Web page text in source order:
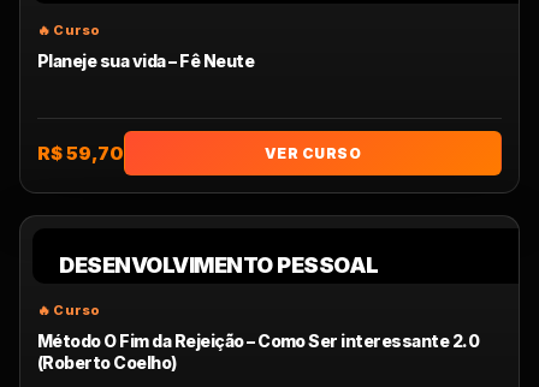
Planeje sua vida – Fê Neute
R$ 59,70 VER CURSO
DESENVOLVIMENTO PESSOAL
Método O Fim da Rejeição – Como Ser interessante 2.0
(Roberto Coelho)